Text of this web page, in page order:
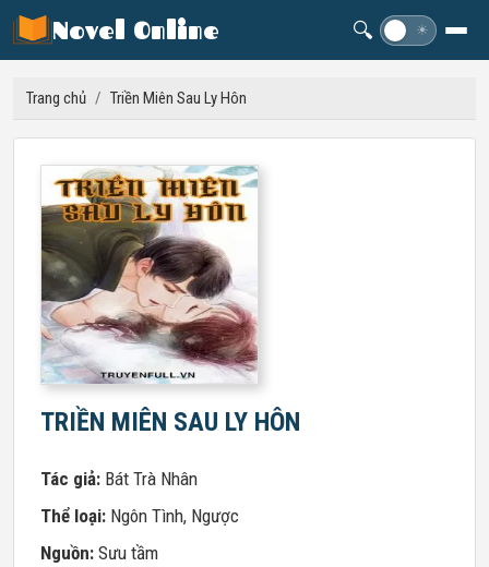
Novel Online 🔍 ☀
Trang chủ / Triền Miên Sau Ly Hôn
TRIỀN MIÊN SAU LY HÔN
Tác giả: Bát Trà Nhân
Thể loại: Ngôn Tình, Ngược
Nguồn: Sưu tầm